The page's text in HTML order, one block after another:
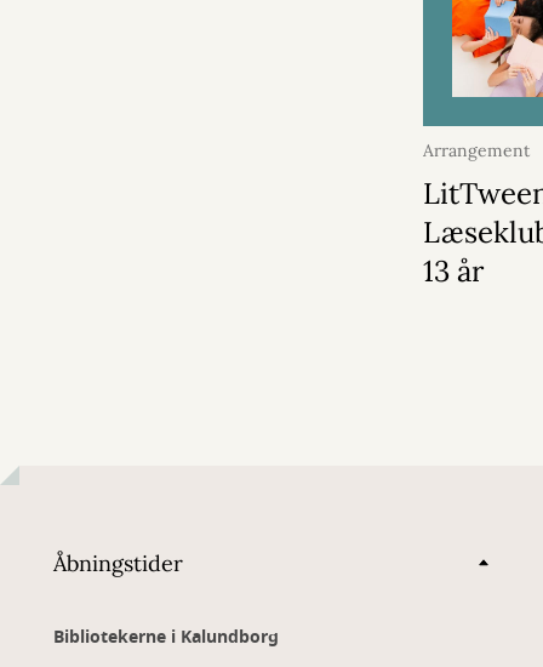
Arrangement
2026
13 år
Åbningstider
Bibliotekerne i Kalundborg